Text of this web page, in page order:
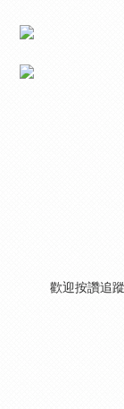
歡迎按讚追